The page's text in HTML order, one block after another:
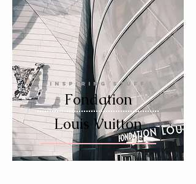
INSPIRING STUFF
Fondation
Louis Vuitton